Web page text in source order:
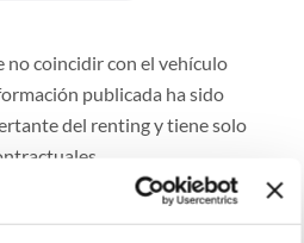
no coincidir con el vehículo
publicada ha sido
del renting y tiene solo